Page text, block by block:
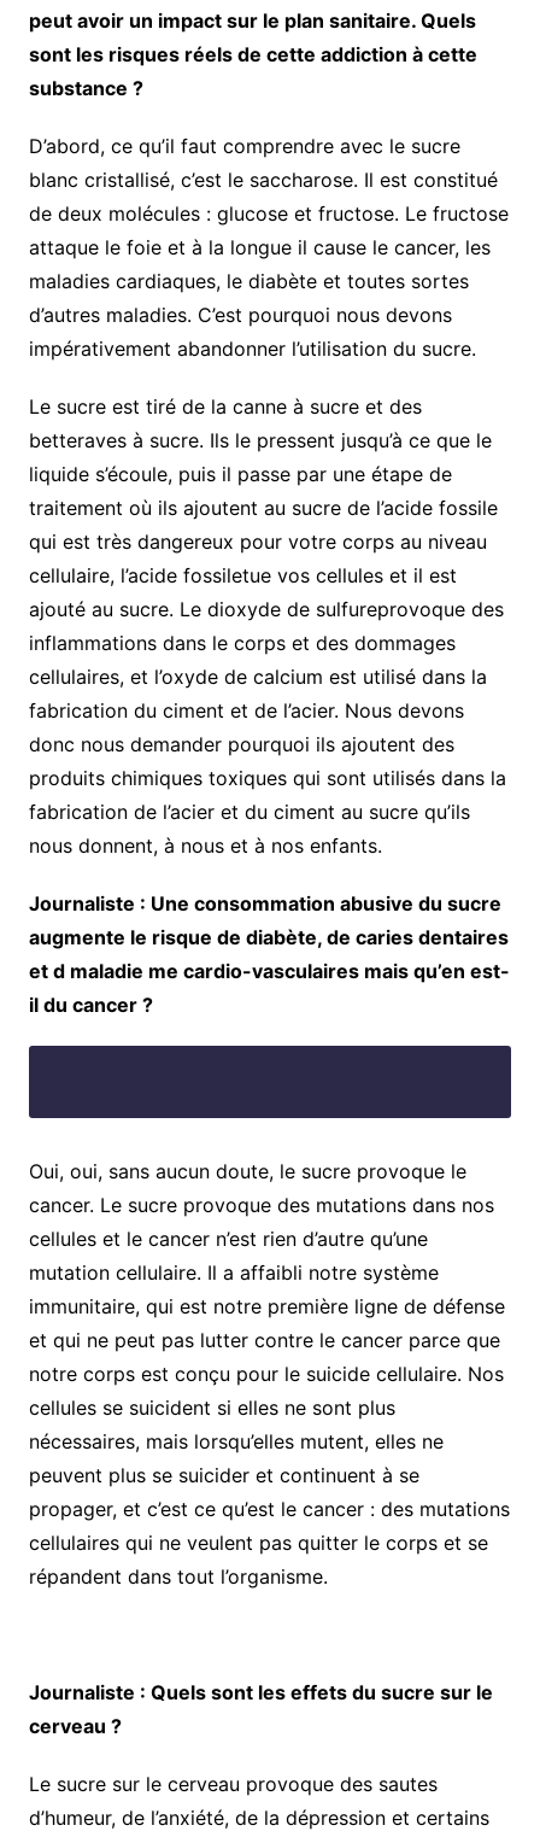
peut avoir un impact sur le plan sanitaire. Quels
sont les risques réels de cette addiction à cette
substance ?
D’abord, ce qu’il faut comprendre avec le sucre
blanc cristallisé, c’est le saccharose. Il est constitué
de deux molécules : glucose et fructose. Le fructose
attaque le foie et à la longue il cause le cancer, les
maladies cardiaques, le diabète et toutes sortes
d’autres maladies. C’est pourquoi nous devons
impérativement abandonner l’utilisation du sucre.
Le sucre est tiré de la canne à sucre et des
betteraves à sucre. Ils le pressent jusqu’à ce que le
liquide s’écoule, puis il passe par une étape de
traitement où ils ajoutent au sucre de l’acide fossile
qui est très dangereux pour votre corps au niveau
cellulaire, l’acide fossiletue vos cellules et il est
ajouté au sucre. Le dioxyde de sulfureprovoque des
inflammations dans le corps et des dommages
cellulaires, et l’oxyde de calcium est utilisé dans la
fabrication du ciment et de l’acier. Nous devons
donc nous demander pourquoi ils ajoutent des
produits chimiques toxiques qui sont utilisés dans la
fabrication de l’acier et du ciment au sucre qu’ils
nous donnent, à nous et à nos enfants.
Journaliste : Une consommation abusive du sucre
augmente le risque de diabète, de caries dentaires
et d maladie me cardio-vasculaires mais qu’en est-
il du cancer ?
Oui, oui, sans aucun doute, le sucre provoque le
cancer. Le sucre provoque des mutations dans nos
cellules et le cancer n’est rien d’autre qu’une
mutation cellulaire. Il a affaibli notre système
immunitaire, qui est notre première ligne de défense
et qui ne peut pas lutter contre le cancer parce que
notre corps est conçu pour le suicide cellulaire. Nos
cellules se suicident si elles ne sont plus
nécessaires, mais lorsqu’elles mutent, elles ne
peuvent plus se suicider et continuent à se
propager, et c’est ce qu’est le cancer : des mutations
cellulaires qui ne veulent pas quitter le corps et se
répandent dans tout l’organisme.
Journaliste : Quels sont les effets du sucre sur le
cerveau ?
Le sucre sur le cerveau provoque des sautes
d’humeur, de l’anxiété, de la dépression et certains